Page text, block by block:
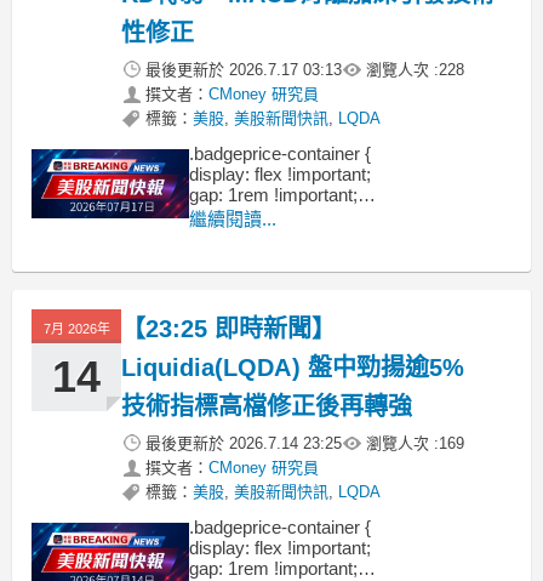
性修正
最後更新於 2026.7.17 03:13 瀏覽人次 :228
撰文者： CMoney 研究員
標籤： 美股, 美股新聞快訊, LQDA
.badgeprice-container {
display: flex !important;
gap: 1rem !important;
flex-wrap: wrap !important; /* 自動換行 */
繼續閱讀...
7月 2026年
14
【23:25 即時新聞】
Liquidia(LQDA) 盤中勁揚逾5%
技術指標高檔修正後再轉強
最後更新於 2026.7.14 23:25 瀏覽人次 :169
撰文者： CMoney 研究員
標籤： 美股, 美股新聞快訊, LQDA
.badgeprice-container {
display: flex !important;
gap: 1rem !important;